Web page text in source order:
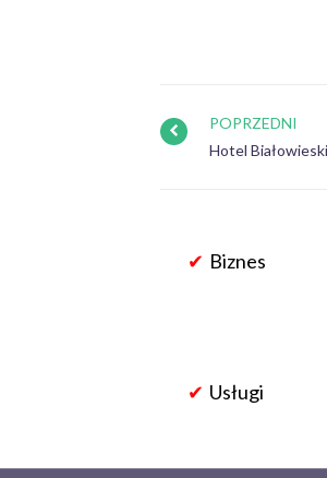
POPRZEDNI
Hotel Białowieski
Biznes
Usługi